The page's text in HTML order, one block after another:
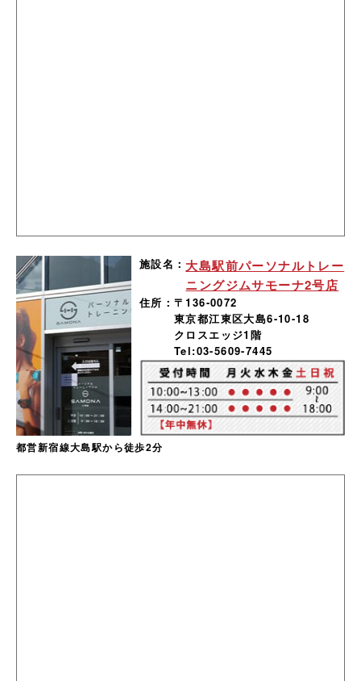
施設名： 大島駅前パーソナルトレー
ニングジムサモーナ2号店
住所： 〒136-0072
東京都江東区大島6-10-18
クロスエッジ1階
Tel:03-5609-7445
都営新宿線大島駅から徒歩2分